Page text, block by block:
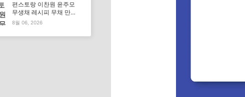
편스토랑 이찬원 윤주모
무생채 레시피 무채 만드
는법
8월 06, 2026